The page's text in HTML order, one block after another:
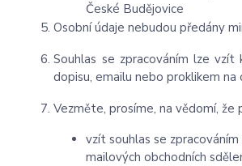
České Budějovice
Osobní údaje nebudou předány
Souhlas se zpracováním lze
dopisu, emailu nebo proklikem na
Vezměte, prosíme, na vědomí,
vzít souhlas se
mailových obchodních